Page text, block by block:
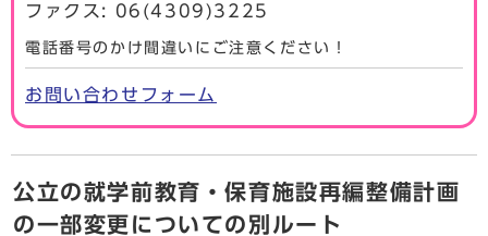
ファクス: 06(4309)3225
電話番号のかけ間違いにご注意ください！
お問い合わせフォーム
公立の就学前教育・保育施設再編整備計画
の一部変更についての別ルート